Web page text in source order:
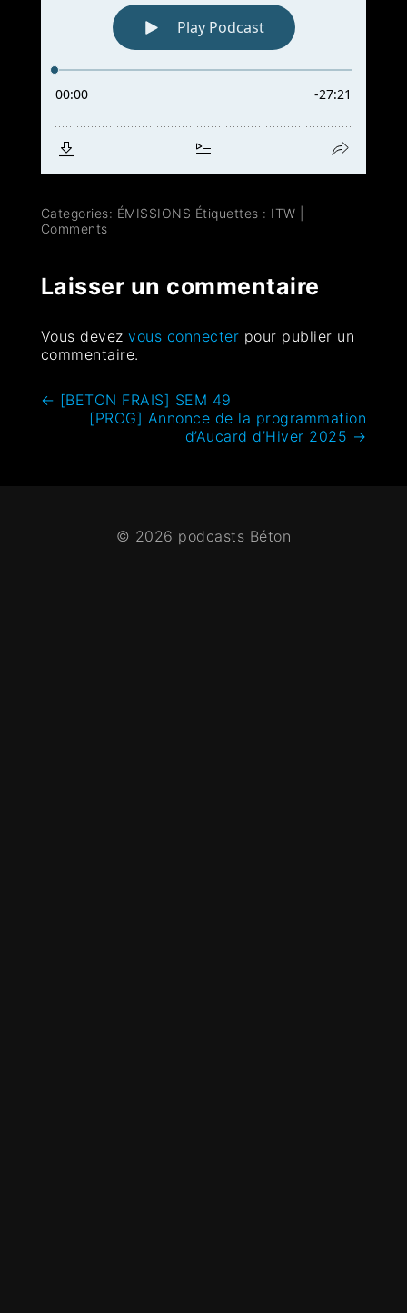
Categories: ÉMISSIONS Étiquettes : ITW
Comments
Laisser un commentaire
Vous devezvous connecter pour publier un
commentaire.
← [BETON FRAIS] SEM 49
[PROG] Annonce de la programmation
d’Aucard d’Hiver 2025 →
© 2026 podcasts Béton